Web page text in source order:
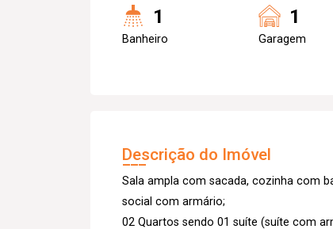
1
Banheiro
1
Garagem
Descrição do Imóvel
Sala ampla com sacada, cozinha com
social com armário;
02 Quartos sendo 01 suíte (suíte com